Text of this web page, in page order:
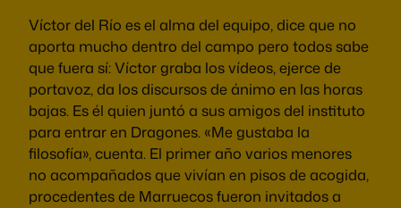
Víctor del Río es el alma del equipo, dice que no
aporta mucho dentro del campo pero todos sabe
que fuera sí: Víctor graba los vídeos, ejerce de
portavoz, da los discursos de ánimo en las horas
bajas. Es él quien juntó a sus amigos del instituto
para entrar en Dragones. «Me gustaba la
filosofía», cuenta. El primer año varios menores
no acompañados que vivían en pisos de acogida,
procedentes de Marruecos fueron invitados a